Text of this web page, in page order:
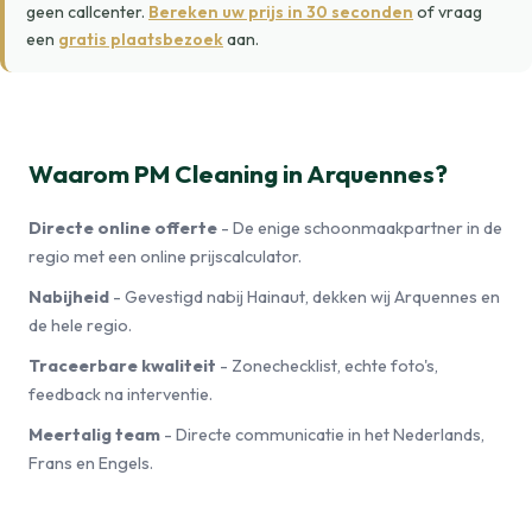
geen callcenter. Bereken uw prijs in 30 seconden of vraag
een gratis plaatsbezoekaan.
Waarom PM Cleaning in Arquennes?
Directe online offerte - De enige schoonmaakpartner in de
regio met een online prijscalculator.
Nabijheid - Gevestigd nabij Hainaut, dekken wij Arquennes en
de hele regio.
Traceerbare kwaliteit - Zonechecklist, echte foto's,
feedback na interventie.
Meertalig team - Directe communicatie in het Nederlands,
Frans en Engels.